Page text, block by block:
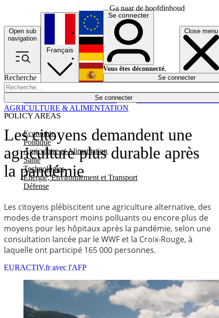
Ga naar de hoofdinhoud
Open sub
navigation
Close menu
Recherche
Se connecter
POLICY AREAS
Economie
Politique
Agriculture et Alimentation
Santé
Technologies
Energie, Environnement et Transport
Défense
Économie
Français
English
Deutsch
Español
Se connecter
Vous êtes déconnecté.
Se connecter
Les citoyens demandent une
agriculture plus durable après
la pandémie
Les citoyens plébiscitent une agriculture alternative, des
modes de transport moins polluants ou encore plus de
moyens pour les hôpitaux après la pandémie, selon une
consultation lancée par le WWF et la Croix-Rouge, à
laquelle ont participé 165 000 personnes.
AGRICULTURE & ALIMENTATION
EURACTIV.fr avec l'AFP